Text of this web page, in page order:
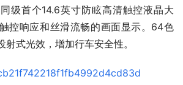
级首个14.6英寸防眩高清触控液晶大
控响应和丝滑流畅的画面显示。64色
式光效，增加行车安全性。